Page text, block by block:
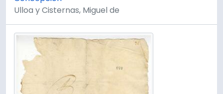
Ulloa y Cisternas, Miguel de